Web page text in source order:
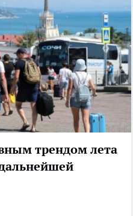
трендом лета